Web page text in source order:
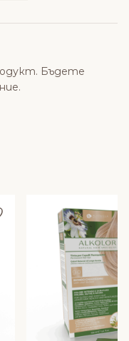
Бъдете
в любими